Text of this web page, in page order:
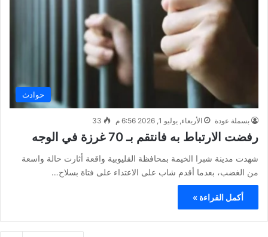
حوادث
بسملة عودة الأربعاء, يوليو 1, 2026 6:56 م 33
رفضت الارتباط به فانتقم بـ 70 غرزة في الوجه
شهدت مدينة شبرا الخيمة بمحافظة القليوبية واقعة أثارت حالة واسعة
من الغضب، بعدما أقدم شاب على الاعتداء على فتاة بسلاح…
أكمل القراءة »